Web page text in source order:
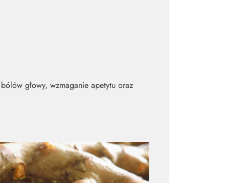
głowy, wzmaganie apetytu oraz